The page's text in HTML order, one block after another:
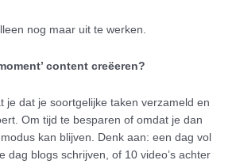
nog maar uit te werken.
content creëeren?
je dat je soortgelijke taken verzameld en
Om tijd te besparen of omdat je dan
kan blijven. Denk aan: een dag vol
dag blogs schrijven, of 10 video’s achter